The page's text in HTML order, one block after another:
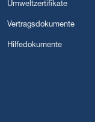
Umweltzertifikate
Vertragsdokumente
Hilfedokumente